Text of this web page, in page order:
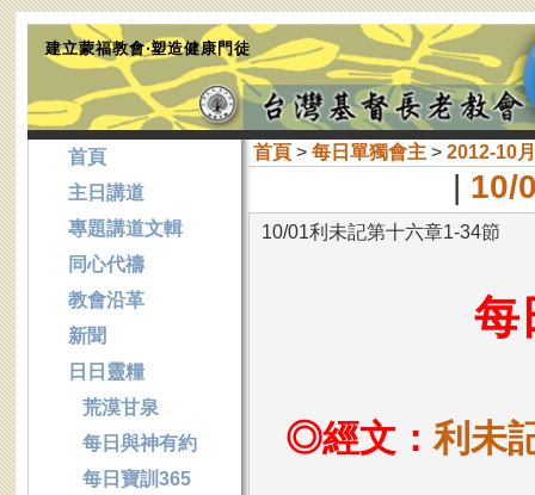
建立蒙福教會‧塑造健康門徒
首頁> 每日單獨會主> 2012-10月
| 10/
10/01利未記第十六章1-34節
每
◎經文：利未
首頁
主日講道
專題講道文輯
同心代禱
教會沿革
新聞
日日靈糧
荒漠甘泉
每日與神有約
每日寶訓365